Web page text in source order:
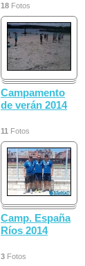
18 Fotos
Campamento
de verán 2014
11 Fotos
Camp. España
Ríos 2014
3 Fotos